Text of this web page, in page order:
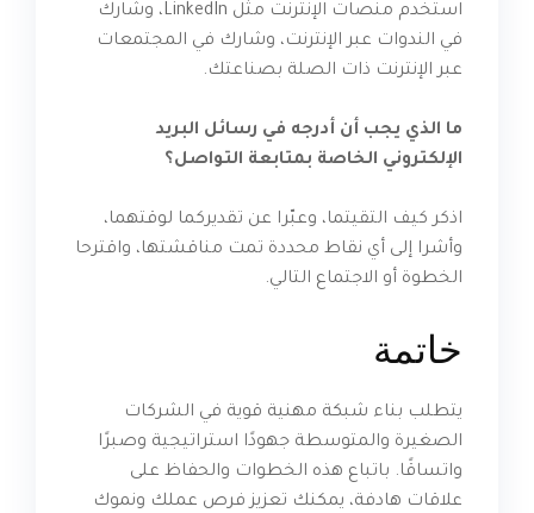
استخدم منصات الإنترنت مثل LinkedIn، وشارك
في الندوات عبر الإنترنت، وشارك في المجتمعات
عبر الإنترنت ذات الصلة بصناعتك.
ما الذي يجب أن أدرجه في رسائل البريد
الإلكتروني الخاصة بمتابعة التواصل؟
اذكر كيف التقيتما، وعبّرا عن تقديركما لوقتهما،
وأشرا إلى أي نقاط محددة تمت مناقشتها، واقترحا
الخطوة أو الاجتماع التالي.
خاتمة
يتطلب بناء شبكة مهنية قوية في الشركات
الصغيرة والمتوسطة جهودًا استراتيجية وصبرًا
واتساقًا. باتباع هذه الخطوات والحفاظ على
علاقات هادفة، يمكنك تعزيز فرص عملك ونموك